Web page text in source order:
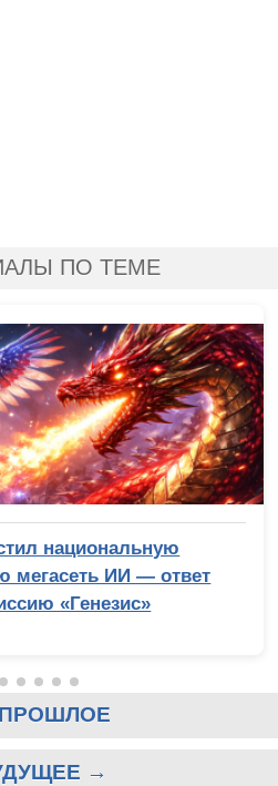
ПО ТЕМЕ
национальную
мегасеть ИИ — ответ
«Генезис»
→